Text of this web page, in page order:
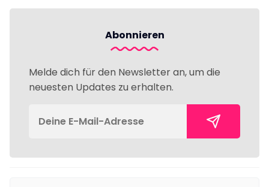
Abonnieren
Melde dich für den Newsletter an, um die
neuesten Updates zu erhalten.